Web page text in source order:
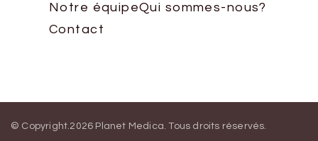
Notre équipeQui sommes-nous?
Contact
© Copyright.2026 Planet Medica. Tous droits réservés.